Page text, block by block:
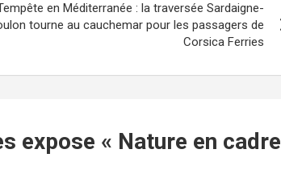
en Méditerranée : la traversée Sardaigne-
tourne au cauchemar pour les passagers de
Corsica Ferries
expose « Nature en cadre